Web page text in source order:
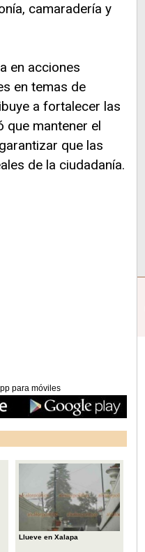
camaradería y
en acciones
en temas de
a fortalecer las
que mantener el
que las
de la ciudadanía.
para móviles
Llueve en Xalapa